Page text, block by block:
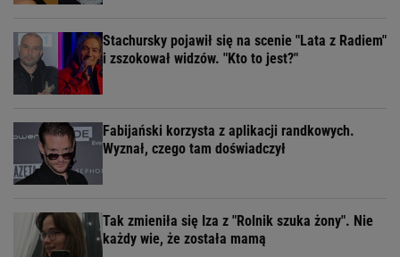
Stachursky pojawił się na scenie "Lata z Radiem"
i zszokował widzów. "Kto to jest?"
Fabijański korzysta z aplikacji randkowych.
Wyznał, czego tam doświadczył
Tak zmieniła się Iza z "Rolnik szuka żony". Nie
każdy wie, że została mamą